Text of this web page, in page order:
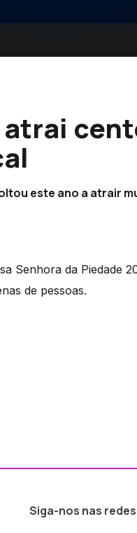
este ano a atrair
Senhora da Piedade
de pessoas.
Siga-nos nas